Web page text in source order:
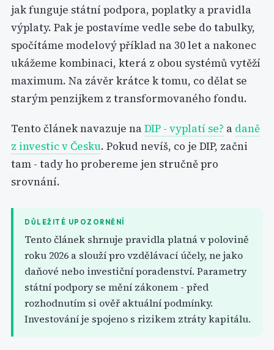
jak funguje státní podpora, poplatky a pravidla
výplaty. Pak je postavíme vedle sebe do tabulky,
spočítáme modelový příklad na 30 let a nakonec
ukážeme kombinaci, která z obou systémů vytěží
maximum. Na závěr krátce k tomu, co dělat se
starým penzijkem z transformovaného fondu.
Tento článek navazuje naDIP - vyplatí se? a daně
z investic v Česku. Pokud nevíš, co je DIP, začni
tam - tady ho probereme jen stručně pro
srovnání.
DŮLEŽITÉ UPOZORNĚNÍ
Tento článek shrnuje pravidla platná v polovině
roku 2026 a slouží pro vzdělávací účely, ne jako
daňové nebo investiční poradenství. Parametry
státní podpory se mění zákonem - před
rozhodnutím si ověř aktuální podmínky.
Investování je spojeno s rizikem ztráty kapitálu.